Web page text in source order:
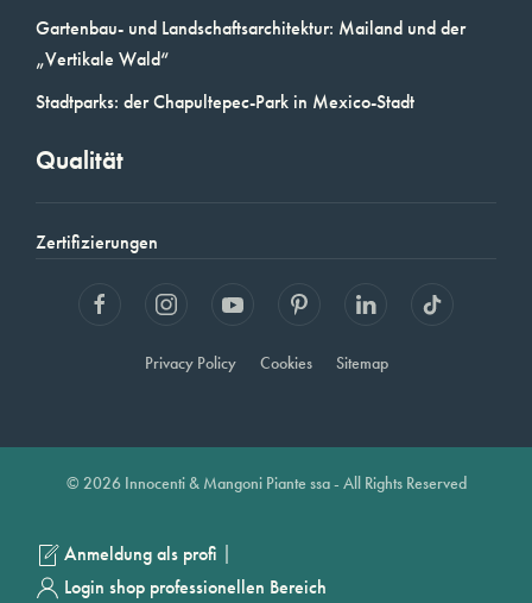
Gartenbau- und Landschaftsarchitektur: Mailand und der
„Vertikale Wald“
Stadtparks: der Chapultepec-Park in Mexico-Stadt
Qualität
Zertifizierungen
Privacy Policy Cookies Sitemap
© 2026 Innocenti & Mangoni Piante ssa - All Rights Reserved
Anmeldung als profi |
Login shop professionellen Bereich